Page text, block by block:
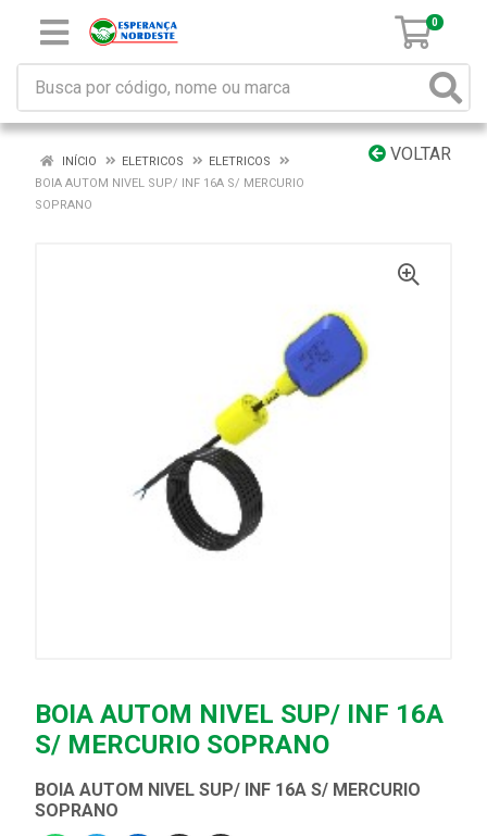
0
VOLTAR
INÍCIO ELETRICOS
ELETRICOS
BOIA AUTOM NIVEL SUP/ INF 16A S/ MERCURIO
SOPRANO
BOIA AUTOM NIVEL SUP/ INF 16A
S/ MERCURIO SOPRANO
BOIA AUTOM NIVEL SUP/ INF 16A S/ MERCURIO
SOPRANO